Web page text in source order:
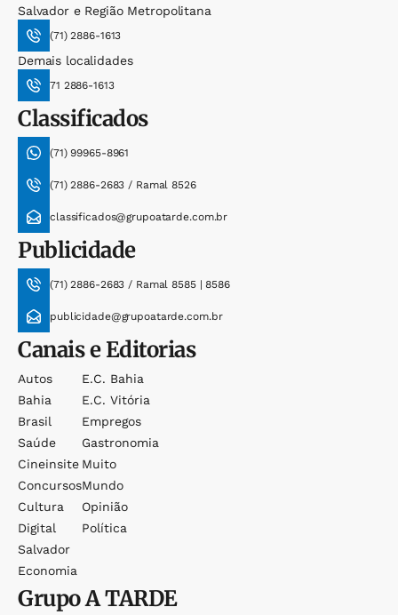
Salvador e Região Metropolitana
(71) 2886-1613
Demais localidades
71 2886-1613
Classificados
(71) 99965-8961
(71) 2886-2683 / Ramal 8526
classificados@grupoatarde.com.br
Publicidade
(71) 2886-2683 / Ramal 8585 | 8586
publicidade@grupoatarde.com.br
Canais e Editorias
Autos
Bahia
Brasil
Saúde
Cineinsite
Concursos
Cultura
Digital
Salvador
Economia
E.c. Bahia
E.c. Vitória
Empregos
Gastronomia
Muito
Mundo
Opinião
Política
GrupoA TARDE